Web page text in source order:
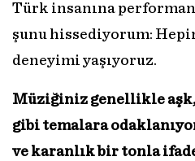
Türk insanına
şunu hissediyorum:
deneyimi yaşıyoruz.
Müziğiniz genellikle
gibi temalara
ve karanlık bir tonla